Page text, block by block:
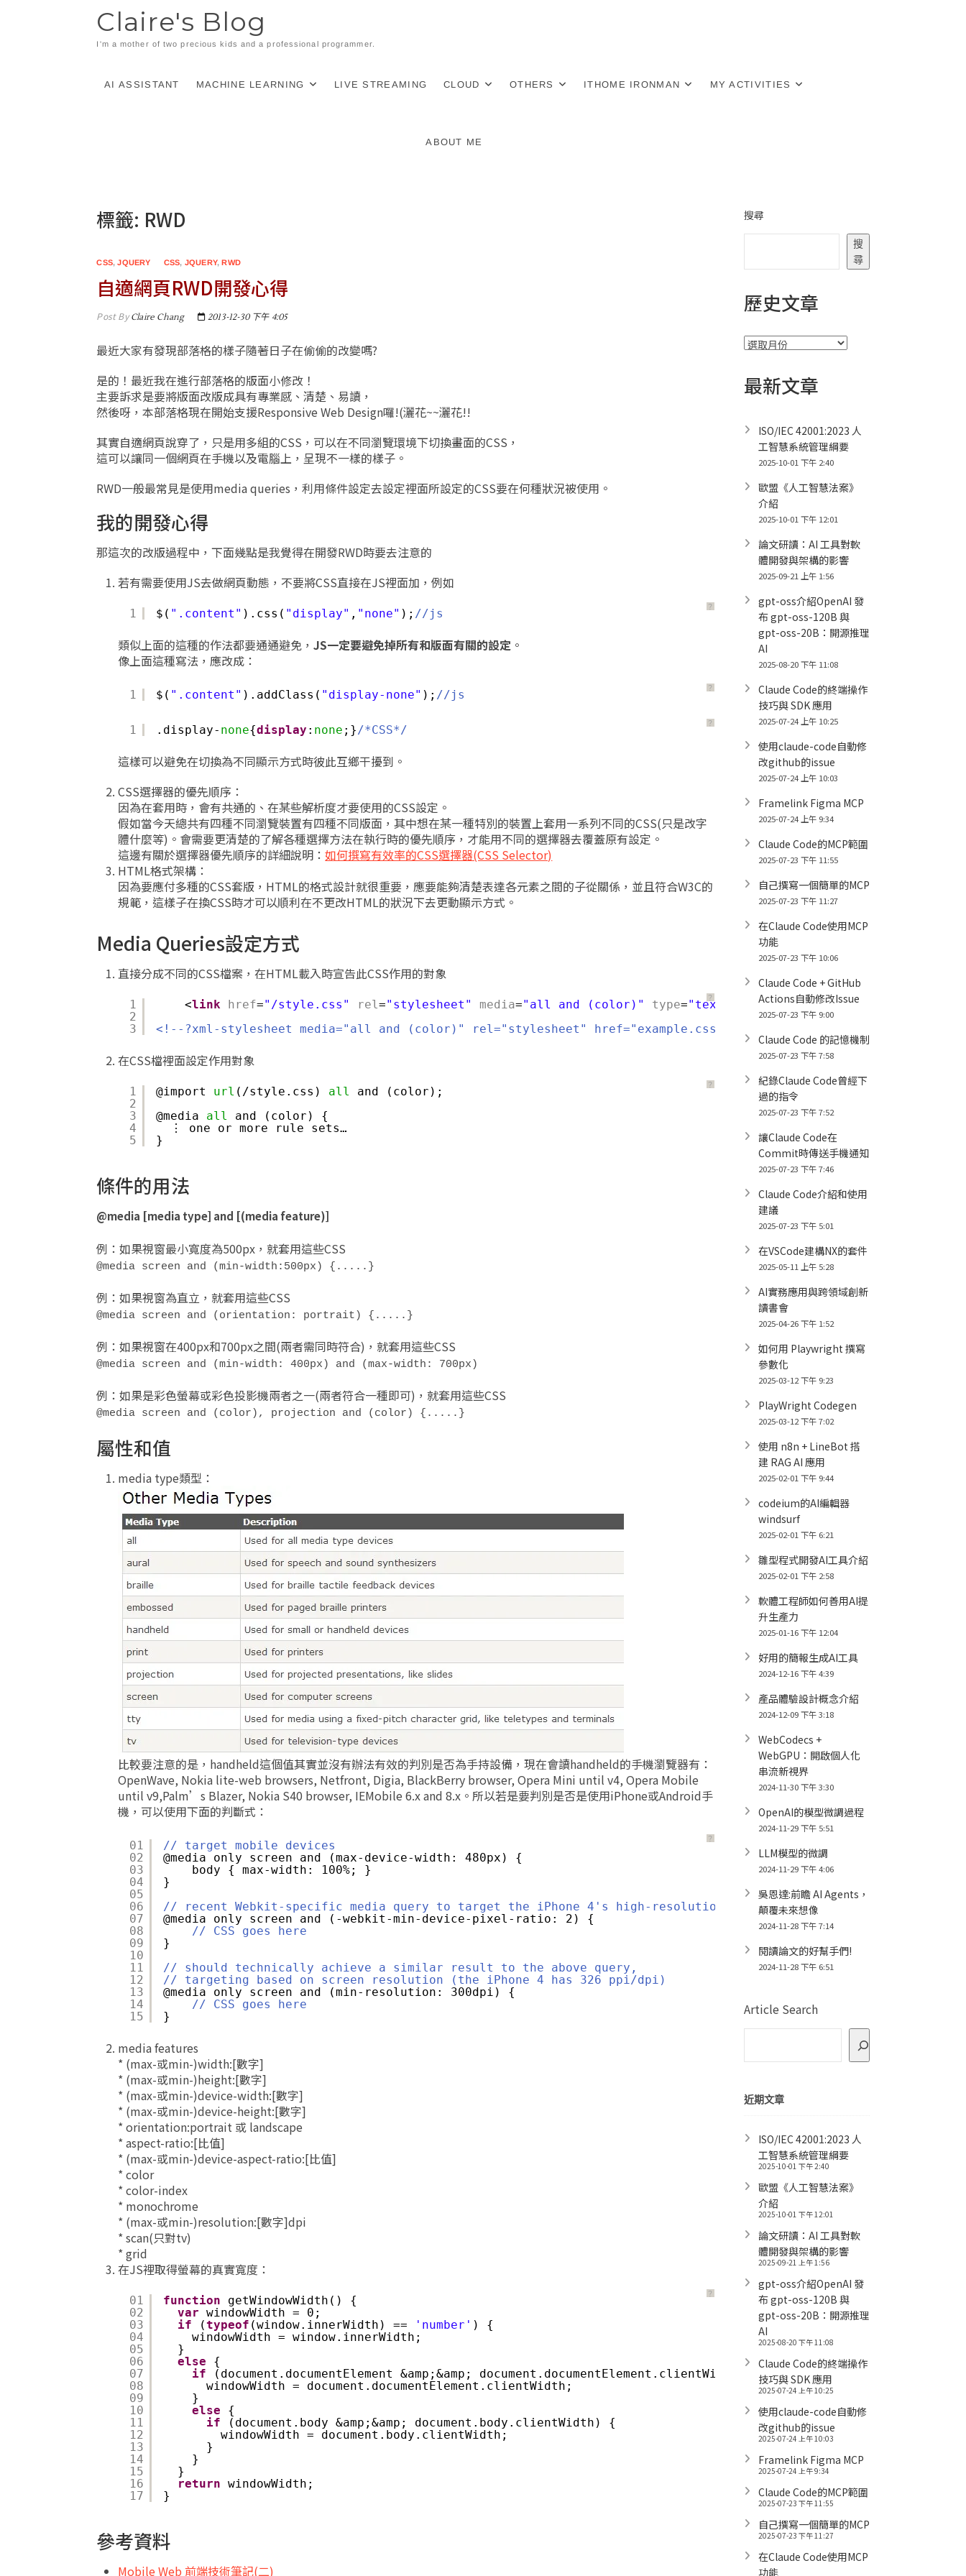
Claire's Blog
I'm a mother of two precious kids and a professional programmer.
AI ASSISTANT MACHINE LEARNING LIVE STREAMING CLOUD OTHERS ITHOME IRONMAN MY ACTIVITIES
ABOUT ME
標籤: RWD
CSS,JQUERY CSS, JQUERY,RWD
自適網頁RWD開發心得
Post ByClaire Chang 2013-12-30 下午 4:05
最近大家有發現部落格的樣子隨著日子在偷偷的改變嗎?
是的！最近我在進行部落格的版面小修改！
主要訴求是要將版面改版成具有專業感、清楚、易讀，
然後呀，本部落格現在開始支援Responsive Web Design囉!(灑花~~灑花!!
其實自適網頁說穿了，只是用多組的CSS，可以在不同瀏覽環境下切換畫面的CSS，
這可以讓同一個網頁在手機以及電腦上，呈現不一樣的樣子。
RWD一般最常見是使用media queries，利用條件設定去設定裡面所設定的CSS要在何種狀況被使用。
我的開發心得
那這次的改版過程中，下面幾點是我覺得在開發RWD時要去注意的
若有需要使用JS去做網頁動態，不要將CSS直接在JS裡面加，例如
？
1 $( ".content" ).css( "display" , "none" ); //js
類似上面的這種的作法都要通通避免，JS一定要避免掉所有和版面有關的設定 。
像上面這種寫法，應改成：
？
1 $( ".content" ).addClass( "display-none" ); //js
？
1 .display- none{display : none ;}/*CSS*/
這樣可以避免在切換為不同顯示方式時彼此互鄉干擾到。
CSS選擇器的優先順序：
因為在套用時，會有共通的、在某些解析度才要使用的CSS設定。
假如當今天總共有四種不同瀏覽裝置有四種不同版面，其中想在某一種特別的裝置上套用一系列不同的CSS(只是改字
體什麼等)。會需要更清楚的了解各種選擇方法在執行時的優先順序，才能用不同的選擇器去覆蓋原有設定。
這邊有關於選擇器優先順序的詳細說明：如何撰寫有效率的CSS選擇器(CSS Selector)
HTML格式架構：
因為要應付多種的CSS套版，HTML的格式設計就很重要，應要能夠清楚表達各元素之間的子從關係，並且符合W3C的
規範，這樣子在換CSS時才可以順利在不更改HTML的狀況下去更動顯示方式。
Media Queries設定方式
直接分成不同的CSS檔案，在HTML載入時宣告此CSS作用的對象
？
1
2
3
<link href="/style.css" rel="stylesheet" media="all and (color)" type="text/css" />
<!--?xml-stylesheet media="all and (color)" rel="stylesheet" href="example.css" ?-->
在CSS檔裡面設定作用對象
？
1
2
3
4
5
@import url (/style.css) all
and (color);
@media all
and (color) {
⋮ one or more rule sets…
}
條件的用法
@media [media type] and [(media feature)]
例：如果視窗最小寬度為500px，就套用這些CSS
@media screen and (min-width:500px) {.....}
例：如果視窗為直立，就套用這些CSS
@media screen and (orientation: portrait) {.....}
例：如果視窗在400px和700px之間(兩者需同時符合)，就套用這些CSS
@media screen and (min-width: 400px) and (max-width: 700px)
例：如果是彩色螢幕或彩色投影機兩者之一(兩者符合一種即可)，就套用這些CSS
@media screen and (color), projection and (color) {.....}
屬性和值
media type類型：
比較要注意的是，handheld這個值其實並沒有辦法有效的判別是否為手持設備，現在會讀handheld的手機瀏覽器有：
OpenWave, Nokia lite-web browsers, Netfront, Digia, BlackBerry browser, Opera Mini until v4, Opera Mobile
until v9,Palm’s Blazer, Nokia S40 browser, IEMobile 6.x and 8.x。所以若是要判別是否是使用iPhone或Android手
機，可以使用下面的判斷式：
？
01
02
03
04
05
06
07
08
09
10
11
12
13
14
15
// target mobile devices
@media only screen and (max-device-width: 480px) {
body { max-width: 100%; }
}
// recent Webkit-specific media query to target the iPhone 4's high-resolution Retina display
@media only screen and (-webkit-min-device-pixel-ratio: 2) {
// CSS goes here
}
// should technically achieve a similar result to the above query,
// targeting based on screen resolution (the iPhone 4 has 326 ppi/dpi)
@media only screen and (min-resolution: 300dpi) {
// CSS goes here
}
media features
* (max-或min-)width:[數字]
* (max-或min-)height:[數字]
* (max-或min-)device-width:[數字]
* (max-或min-)device-height:[數字]
* orientation:portrait 或 landscape
* aspect-ratio:[比值]
* (max-或min-)device-aspect-ratio:[比值]
* color
* color-index
* monochrome
* (max-或min-)resolution:[數字]dpi
* scan(只對tv)
* grid
在JS裡取得螢幕的真實寬度：
？
01
02
03
04
05
06
07
08
09
10
11
12
13
14
15
16
17
function
getWindowWidth() {
var
windowWidth = 0;
if
(typeof (window.innerWidth) == 'number' ) {
windowWidth = window.innerWidth;
}
else
{
if
(document.documentElement &amp;&amp; document.documentElement.clientWidth) {
windowWidth = document.documentElement.clientWidth;
}
else
{
if
(document.body &amp;&amp; document.body.clientWidth) {
windowWidth = document.body.clientWidth;
}
}
}
return
windowWidth;
}
參考資料
Mobile Web 前端技術筆記(二)
搜尋
搜
尋
歷史文章
彙
最新文章
ISO/IEC 42001:2023 人
工智慧系統管理綱要
2025-10-01 下午 2:40
歐盟《人工智慧法案》
介紹
2025-10-01 下午 12:01
論文研讀：AI 工具對軟
體開發與架構的影響
2025-09-21 上午 1:56
gpt-oss介紹OpenAI 發
布 gpt-oss-120B 與
gpt-oss-20B：開源推理
AI
2025-08-20 下午 11:08
Claude Code的終端操作
技巧與 SDK 應用
2025-07-24 上午 10:25
使用claude-code自動修
改github的issue
2025-07-24 上午 10:03
Framelink Figma MCP
2025-07-24 上午 9:34
Claude Code的MCP範圍
2025-07-23 下午 11:55
自己撰寫一個簡單的MCP
2025-07-23 下午 11:27
在Claude Code使用MCP
功能
2025-07-23 下午 10:06
Claude Code + GitHub
Actions自動修改Issue
2025-07-23 下午 9:00
Claude Code 的記憶機制
2025-07-23 下午 7:58
紀錄Claude Code曾經下
過的指令
2025-07-23 下午 7:52
讓Claude Code在
Commit時傳送手機通知
2025-07-23 下午 7:46
Claude Code介紹和使用
建議
2025-07-23 下午 5:01
在VSCode建構NX的套件
2025-05-11 上午 5:28
AI實務應用與跨領域創新
讀書會
2025-04-26 下午 1:52
如何用 Playwright 撰寫
參數化
2025-03-12 下午 9:23
PlayWright Codegen
2025-03-12 下午 7:02
使用 n8n + LineBot 搭
建 RAG AI 應用
2025-02-01 下午 9:44
codeium的AI編輯器
windsurf
2025-02-01 下午 6:21
雛型程式開發AI工具介紹
2025-02-01 下午 2:58
軟體工程師如何善用AI提
升生產力
2025-01-16 下午 12:04
好用的簡報生成AI工具
2024-12-16 下午 4:39
產品體驗設計概念介紹
2024-12-09 下午 3:18
WebCodecs +
WebGPU：開啟個人化
串流新視界
2024-11-30 下午 3:30
OpenAI的模型微調過程
2024-11-29 下午 5:51
LLM模型的微調
2024-11-29 下午 4:06
吳恩達:前瞻 AI Agents，
顛覆未來想像
2024-11-28 下午 7:14
閱讀論文的好幫手們!
2024-11-28 下午 6:51
Article Search
近期文章
ISO/IEC 42001:2023 人
工智慧系統管理綱要
2025-10-01 下午 2:40
歐盟《人工智慧法案》
介紹
2025-10-01 下午 12:01
論文研讀：AI 工具對軟
體開發與架構的影響
2025-09-21 上午 1:56
gpt-oss介紹OpenAI 發
布 gpt-oss-120B 與
gpt-oss-20B：開源推理
AI
2025-08-20 下午 11:08
Claude Code的終端操作
技巧與 SDK 應用
2025-07-24 上午 10:25
使用claude-code自動修
改github的issue
2025-07-24 上午 10:03
Framelink Figma MCP
2025-07-24 上午 9:34
Claude Code的MCP範圍
2025-07-23 下午 11:55
自己撰寫一個簡單的MCP
2025-07-23 下午 11:27
在Claude Code使用MCP
功能